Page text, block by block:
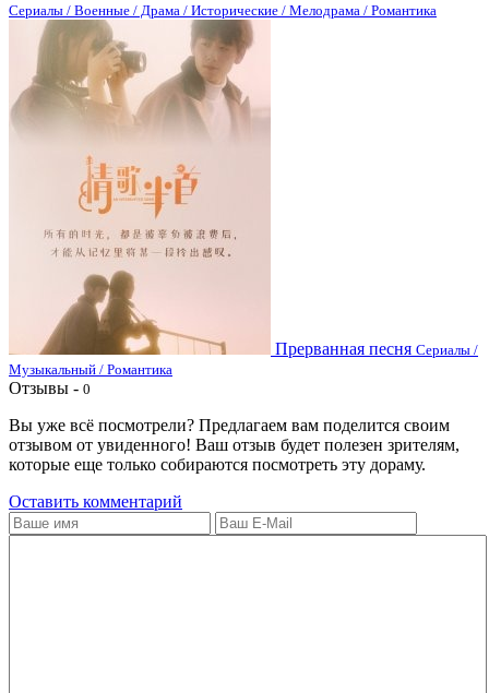
Сериалы / Военные / Драма / Исторические / Мелодрама / Романтика
Прерванная песня Сериалы /
Музыкальный / Романтика
Отзывы - 0
Вы уже всё посмотрели? Предлагаем вам поделится своим
отзывом от увиденного! Ваш отзыв будет полезен зрителям,
которые еще только собираются посмотреть эту дораму.
Оставить комментарий